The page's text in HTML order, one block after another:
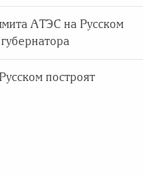
АТЭС на Русском
построят